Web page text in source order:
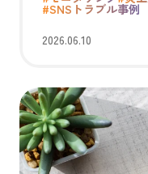
#SNSトラブル事例
2026.06.10